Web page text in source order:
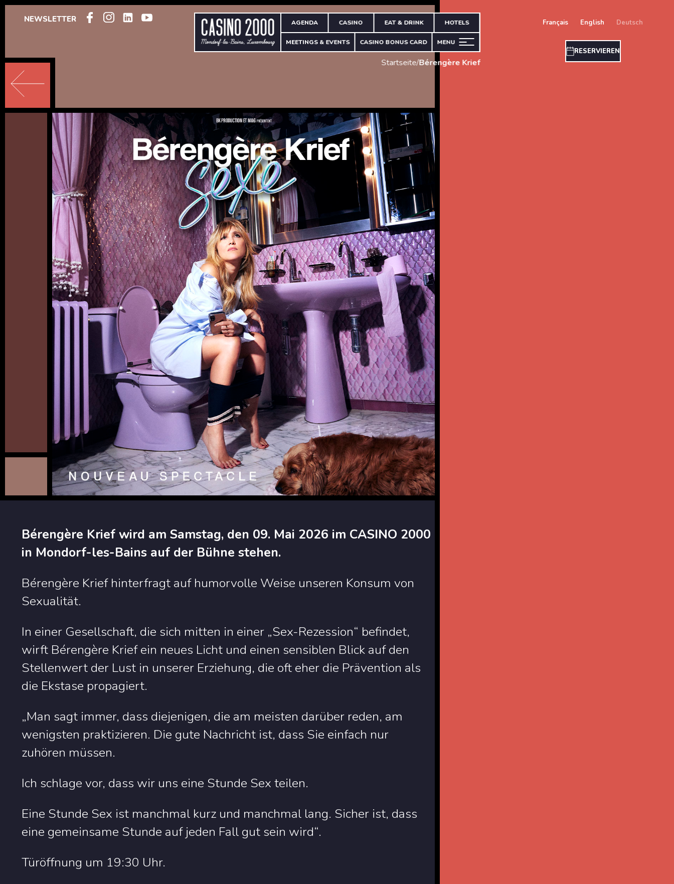
NEWSLETTER AGENDA CASINO EAT & DRINK HOTELS
MEETINGS & EVENTS CASINO BONUS CARD MENU
Startseite/Bérengère Krief
français english deutsch
RESERVIEREN
Bérengère Krief wird am Samstag, den 09. Mai 2026 im CASINO 2000
in Mondorf-les-Bains auf der Bühne stehen.
Bérengère Krief hinterfragt auf humorvolle Weise unseren Konsum von
Sexualität.
In einer Gesellschaft, die sich mitten in einer „Sex-Rezession“ befindet,
wirft Bérengère Krief ein neues Licht und einen sensiblen Blick auf den
Stellenwert der Lust in unserer Erziehung, die oft eher die Prävention als
die Ekstase propagiert.
„Man sagt immer, dass diejenigen, die am meisten darüber reden, am
wenigsten praktizieren. Die gute Nachricht ist, dass Sie einfach nur
zuhören müssen.
Ich schlage vor, dass wir uns eine Stunde Sex teilen.
Eine Stunde Sex ist manchmal kurz und manchmal lang. Sicher ist, dass
eine gemeinsame Stunde auf jeden Fall gut sein wird“.
Türöffnung um 19:30 Uhr.